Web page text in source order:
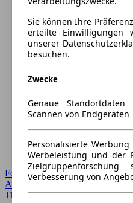
Forum Startseite
Alle Auto-Foren
Themen-Forum
Sie können Ihre
erteilte Einwilligungen
unserer
besuchen.
Zwecke
Genaue
Scannen von Endgeräten
Personalisierte
Werbeleistung und der
Verbesserung von